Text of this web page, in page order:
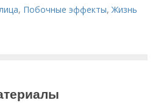
, Побочные эффекты,Жизнь